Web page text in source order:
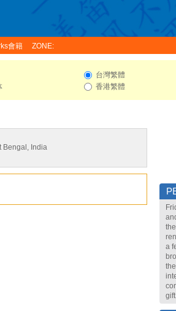
會籍 ZONE:
台灣繁體
香港繁體
Bengal, India
a